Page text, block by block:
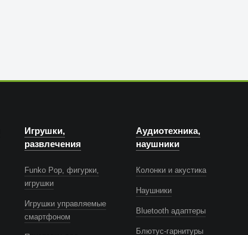
Игрушки,
развлечения
Funko Pop, фигурки,
игрушки
Игрушки управляемые
смартфоном
Аудиотехника,
наушники
Колонки и акустика
Наушники
Bluetooth адаптеры
Блютус-гарнитуры